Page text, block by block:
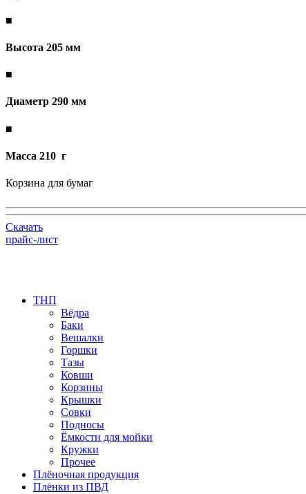
■
Высота 205 мм
■
Диаметр 290 мм
■
Масса 210 г
Корзина для бумаг
Скачать
прайс-лист
ТНП
Вёдра
Баки
Вешалки
Горшки
Тазы
Ковши
Корзины
Крышки
Совки
Подносы
Ёмкости для мойки
Кружки
Прочее
Плёночная продукция
Плёнки из ПВД